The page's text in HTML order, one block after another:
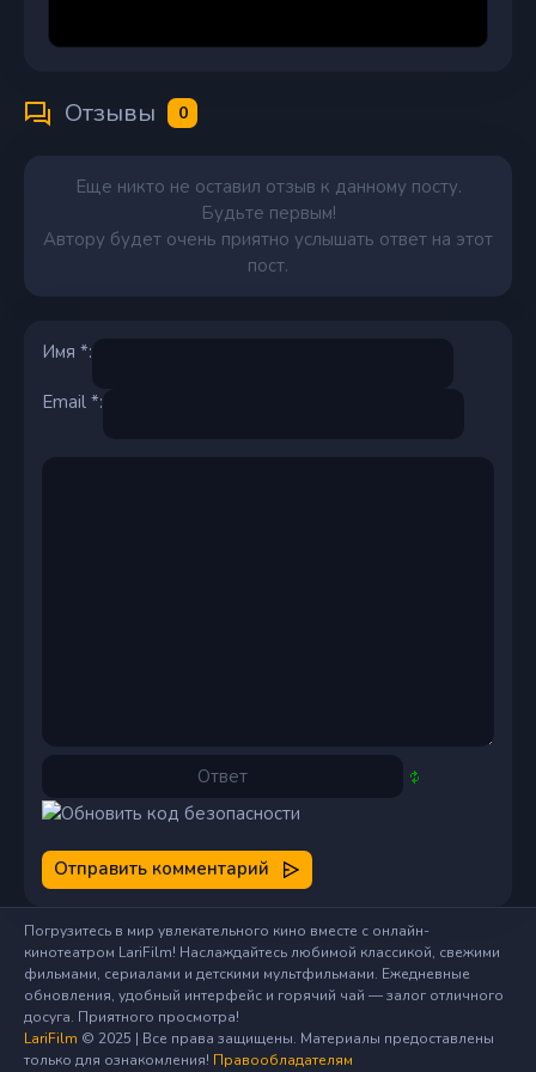
Отзывы 0
Еще никто не оставил отзыв к данному посту.
Будьте первым!
Автору будет очень приятно услышать ответ на этот
пост.
Имя *:
Email *:
Отправить комментарий
Погрузитесь в мир увлекательного кино вместе с онлайн-
кинотеатром LariFilm! Наслаждайтесь любимой классикой, свежими
фильмами, сериалами и детскими мультфильмами. Ежедневные
обновления, удобный интерфейс и горячий чай — залог отличного
досуга. Приятного просмотра!
LariFilm © 2025 | Все права защищены. Материалы предоставлены
только для ознакомления! Правообладателям